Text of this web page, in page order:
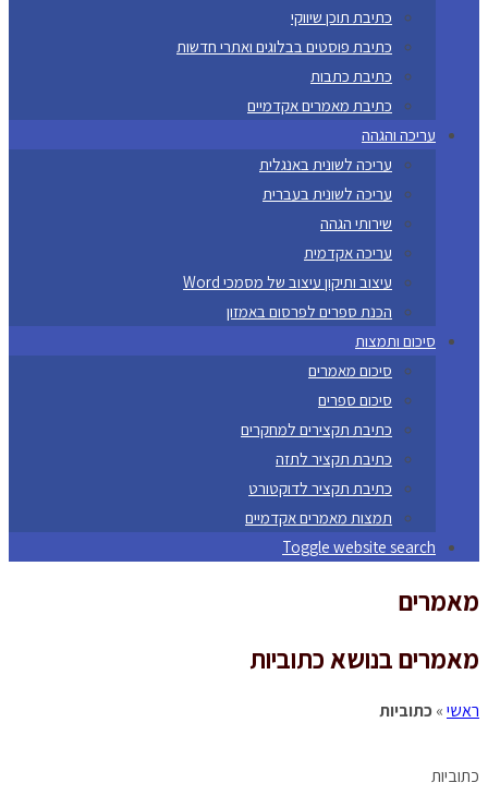
כתיבת תוכן שיווקי
כתיבת פוסטים בבלוגים ואתרי חדשות
כתיבת כתבות
כתיבת מאמרים אקדמיים
עריכה והגהה
עריכה לשונית באנגלית
עריכה לשונית בעברית
שירותי הגהה
עריכה אקדמית
עיצוב ותיקון עיצוב של מסמכי Word
הכנת ספרים לפרסום באמזון
סיכום ותמצות
סיכום מאמרים
סיכום ספרים
כתיבת תקצירים למחקרים
כתיבת תקציר לתזה
כתיבת תקציר לדוקטורט
תמצות מאמרים אקדמיים
Toggle website search
מאמרים
מאמרים בנושא כתוביות
ראשי»כתוביות
כתוביות